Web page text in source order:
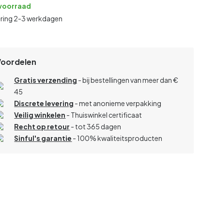
2-3 werkdagen
Gratis verzending - bij bestellingen van meer dan €
45
Discrete levering - met anonieme verpakking
Veilig winkelen - Thuiswinkel certificaat
Recht op retour - tot 365 dagen
Sinful's garantie - 100% kwaliteitsproducten